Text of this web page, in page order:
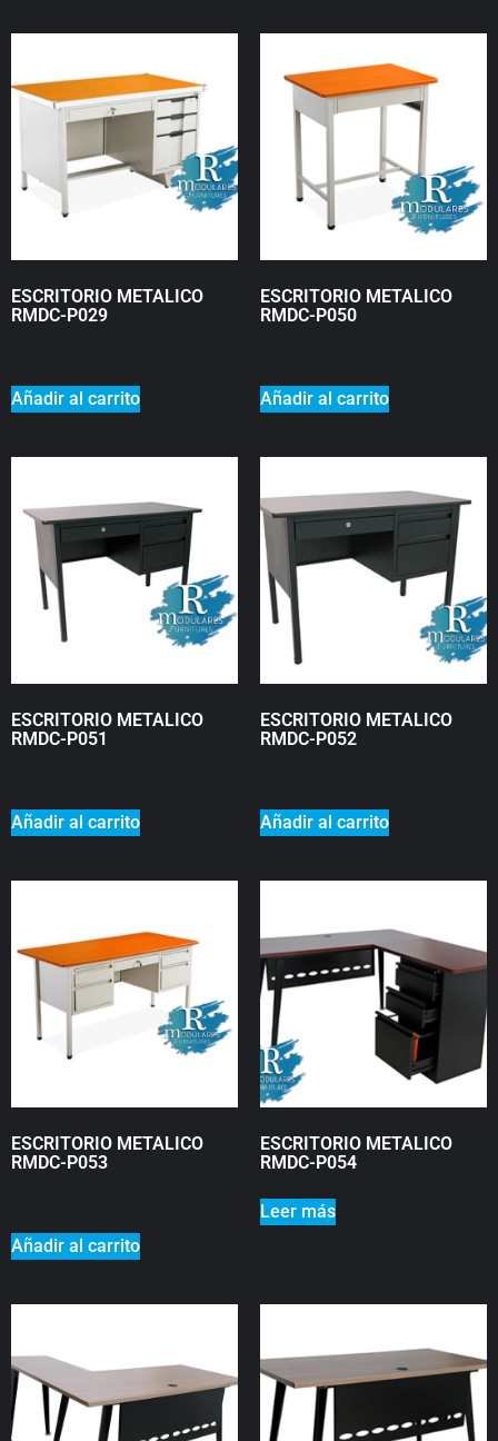
ESCRITORIO METALICO
RMDC-P029
Añadir al carrito
ESCRITORIO METALICO
RMDC-P050
Añadir al carrito
ESCRITORIO METALICO
RMDC-P051
Añadir al carrito
ESCRITORIO METALICO
RMDC-P052
Añadir al carrito
ESCRITORIO METALICO
RMDC-P053
Añadir al carrito
ESCRITORIO METALICO
RMDC-P054
Leer más